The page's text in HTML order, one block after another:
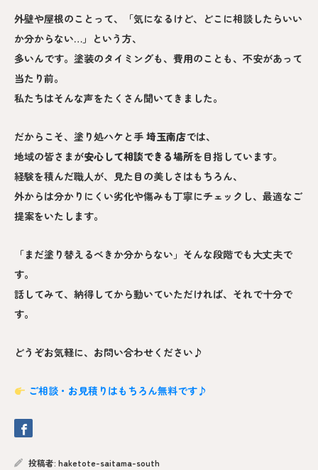
外壁や屋根のことって、「気になるけど、どこに相談したらいい
か分からない…」という方、
多いんです。塗装のタイミングも、費用のことも、不安があって
当たり前。
私たちはそんな声をたくさん聞いてきました。
だからこそ、塗り処ハケと手 埼玉南店では、
地域の皆さまが安心して相談できる場所を目指しています。
経験を積んだ職人が、見た目の美しさはもちろん、
外からは分かりにくい劣化や傷みも丁寧にチェックし、最適なご
提案をいたします。
「まだ塗り替えるべきか分からない」そんな段階でも大丈夫で
す。
話してみて、納得してから動いていただければ、それで十分で
す。
どうぞお気軽に、お問い合わせください♪
ご相談・お見積りはもちろん無料です♪
投稿者: haketote-saitama-south